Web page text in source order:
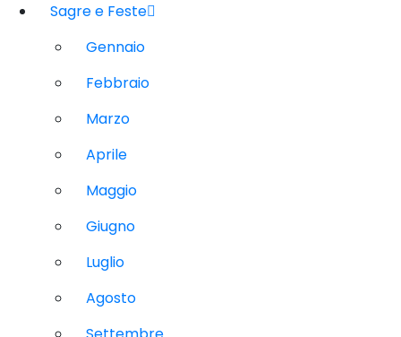
Sagre e Feste
Gennaio
Febbraio
Marzo
Aprile
Maggio
Giugno
Luglio
Agosto